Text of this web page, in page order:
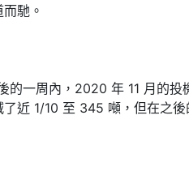
馳。
的一周內，2020 年 11 月的投
近 1/10 至 345 噸，但在之後